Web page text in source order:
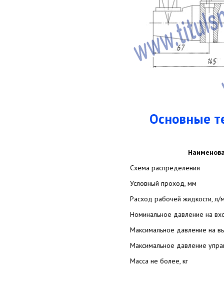
Основные
Схема распределения
Условный проход, мм
Расход рабочей жидкости, л/
Номинальное давление на
Максимальное давление на
Максимальное давление
Масса не более, кг